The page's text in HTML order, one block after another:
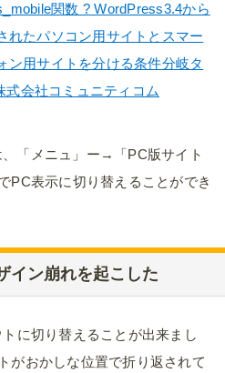
関数 ? WordPress3.4から
れたパソコン用サイトとスマー
ン用サイトを分ける条件分岐タ
式会社コミュニティコム
「メニュ」ー→「PC版サイト
PC表示に切り替えることができ
イン崩れを起こした
に切り替えることが出来まし
がおかしな位置で折り返されて